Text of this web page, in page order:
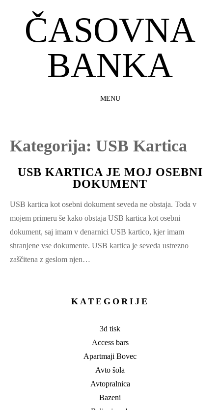
ČASOVNA
BANKA
MENU
CONTENT
Kategorija: USB Kartica
USB KARTICA JE MOJ OSEBNI
DOKUMENT
USB kartica kot osebni dokument seveda ne obstaja. Toda v
mojem primeru še kako obstaja USB kartica kot osebni
dokument, saj imam v denarnici USB kartico, kjer imam
shranjene vse dokumente. USB kartica je seveda ustrezno
zaščitena z geslom njen…
KATEGORIJE
3d tisk
Access bars
Apartmaji Bovec
Avto šola
Avtopralnica
Bazeni